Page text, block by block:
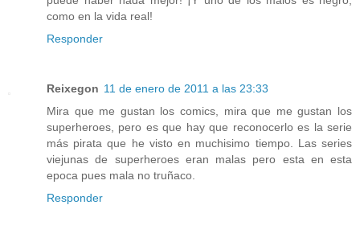
como en la vida real!
Responder
Reixegon 11 de enero de 2011 a las 23:33
Mira que me gustan los comics, mira que me gustan los
superheroes, pero es que hay que reconocerlo es la serie
más pirata que he visto en muchisimo tiempo. Las series
viejunas de superheroes eran malas pero esta en esta
epoca pues mala no truñaco.
Responder